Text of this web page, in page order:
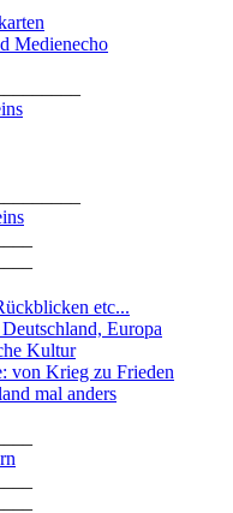
Medienecho
etc...
Europa
Kultur
von Krieg zu Frieden
mal anders